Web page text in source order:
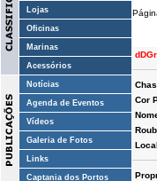
Lojas
Oficinas
Marinas
Acessórios
Notícias
Agenda de Eventos
Vídeos
Galeria de Fotos
Links
Captania dos Portos
Cor